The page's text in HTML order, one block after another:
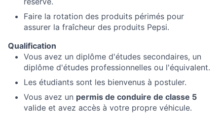
Faire la rotation des produits périmés pour
assurer la fraîcheur des produits Pepsi.
Qualification
Vous avez un diplôme d'études secondaires, un
diplôme d'études professionnelles ou l'équivalent.
Les étudiants sont les bienvenus à postuler.
Vous avez un permis de conduire de classe 5
valide et avez accès à votre propre véhicule.